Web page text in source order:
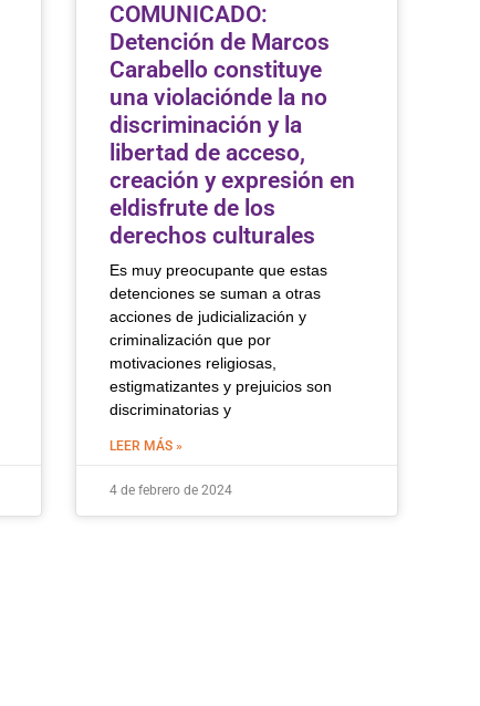
COMUNICADO:
Detención de Marcos
Carabello constituye
una violaciónde la no
discriminación y la
libertad de acceso,
creación y expresión en
eldisfrute de los
derechos culturales
Es muy preocupante que estas
detenciones se suman a otras
acciones de judicialización y
criminalización que por
motivaciones religiosas,
estigmatizantes y prejuicios son
discriminatorias y
LEER MÁS »
4 de febrero de 2024